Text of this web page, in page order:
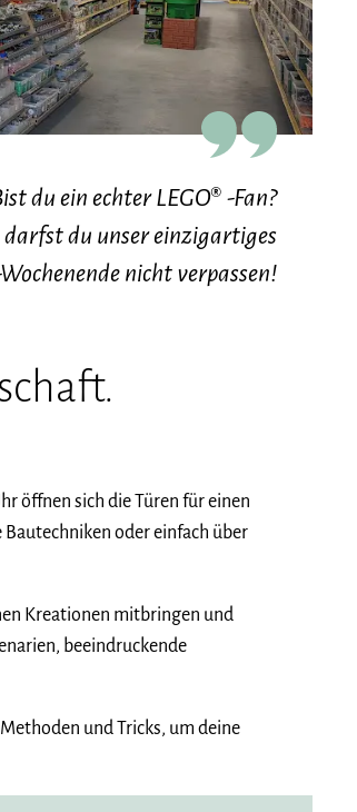
du ein echter LEGO® -Fan?
du unser einzigartiges
nicht verpassen!
öffnen sich die Türen für einen
oder einfach über
Kreationen mitbringen und
beeindruckende
und Tricks, um deine